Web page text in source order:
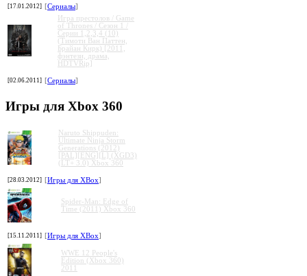
[17.01.2012] [Сериалы]
Игра престолов / Game
of Thrones / Сезон 1 /
Серии 1,2,3,4 (10)
(Тимоти Ван Паттен,
Брайан Кирк) [2011,
фэнтези, драма,
HDTVRip]
[02.06.2011] [Сериалы]
Игры для Xbox 360
Naruto Shippuden:
Ultimate Ninja Storm
Generations (2012)
[PAL][ENG][L] (XGD3)
(LT+ 3.0) Xbox 360
[28.03.2012] [Игры для XBox]
Spider-Man: Edge of
Time (2011) Xbox 360
[15.11.2011] [Игры для XBox]
WWE 12 People's
Edition (Xbox 360)
2011